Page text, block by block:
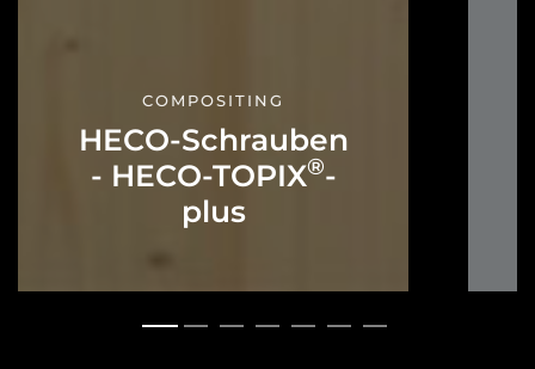
COMPOSITING
HECO-Schrauben
- HECO-TOPIX®-
plus